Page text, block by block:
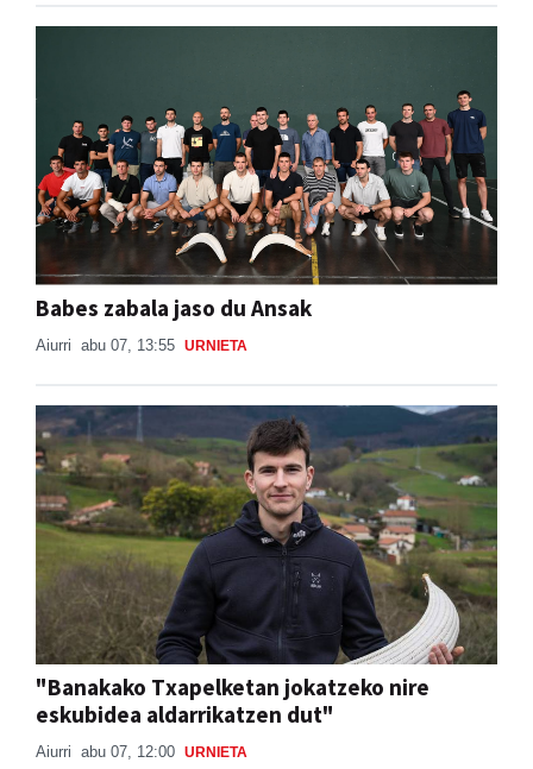
Babes zabala jaso du Ansak
Aiurri abu 07, 13:55 URNIETA
"Banakako Txapelketan jokatzeko nire
eskubidea aldarrikatzen dut"
Aiurri abu 07, 12:00 URNIETA